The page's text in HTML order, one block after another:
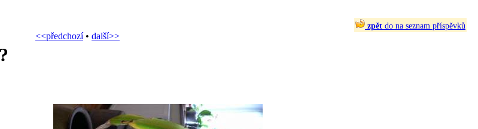
zpět do na seznam příspěvků
<<předchozí• další>>